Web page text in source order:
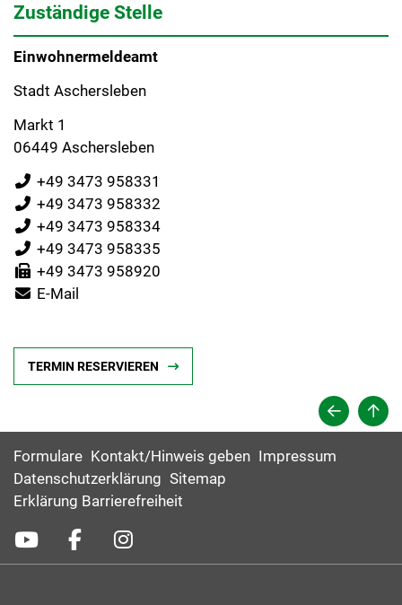
Zuständige Stelle
Einwohnermeldeamt
Stadt Aschersleben
Markt 1
06449 Aschersleben
+49 3473 958331
+49 3473 958332
+49 3473 958334
+49 3473 958335
+49 3473 958920
E-Mail
TERMIN RESERVIEREN
Formulare Kontakt/Hinweis geben Impressum
Datenschutzerklärung Sitemap
Erklärung Barrierefreiheit